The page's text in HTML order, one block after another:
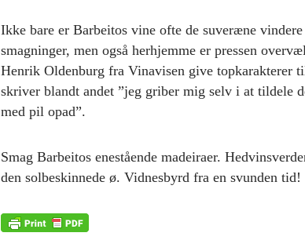
Ikke bare er Barbeitos vine ofte de suveræne
smagninger, men også herhjemme er pressen
Henrik Oldenburg fra Vinavisen give topkarakterer
skriver blandt andet ”jeg griber mig selv i at tildele
med pil opad”.
Smag Barbeitos enestående madeiraer.
den solbeskinnede ø. Vidnesbyrd fra en svunden tid!